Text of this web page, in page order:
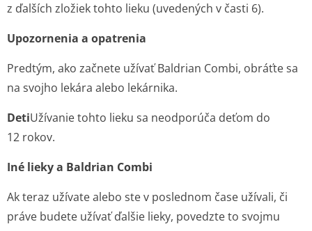
z ďalších zložiek tohto lieku (uvedených v časti 6).
Upozornenia a opatrenia
Predtým, ako začnete užívať Baldrian Combi, obráťte sa
na svojho lekára alebo lekárnika.
DetiUžívanie tohto lieku sa neodporúča deťom do
12 rokov.
Iné lieky a Baldrian Combi
Ak teraz užívate alebo ste v poslednom čase užívali, či
práve budete užívať ďalšie lieky, povedzte to svojmu